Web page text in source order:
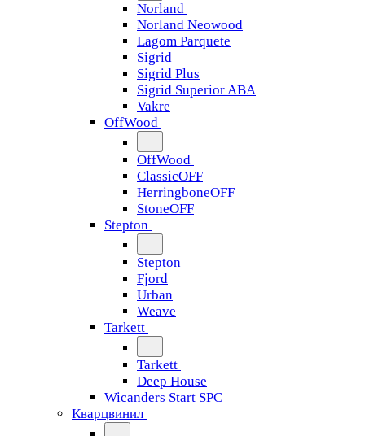
Norland
Norland Neowood
Lagom Parquete
Sigrid
Sigrid Plus
Sigrid Superior ABA
Vakre
OffWood
OffWood
ClassicOFF
HerringboneOFF
StoneOFF
Stepton
Stepton
Fjord
Urban
Weave
Tarkett
Tarkett
Deep House
Wicanders Start SPC
Кварцвинил